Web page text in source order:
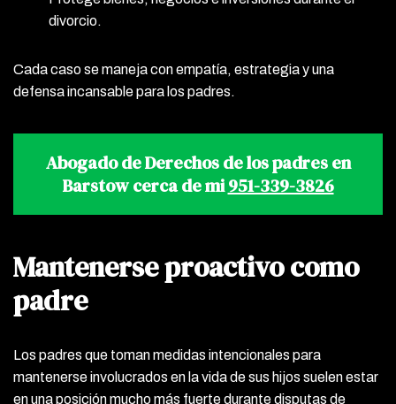
divorcio.
Cada caso se maneja con empatía, estrategia y una
defensa incansable para los padres.
Abogado de Derechos de los padres en
Barstow cerca de mi951-339-3826
Mantenerse proactivo como
padre
Los padres que toman medidas intencionales para
mantenerse involucrados en la vida de sus hijos suelen estar
en una posición mucho más fuerte durante disputas de